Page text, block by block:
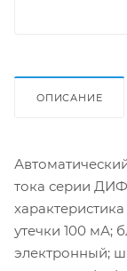
ОПИСАНИЕ
тока серии
утечки 100 мА;
электронный;